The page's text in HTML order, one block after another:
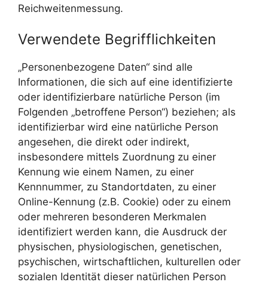
Reichweitenmessung.
Verwendete Begrifflichkeiten
„Personenbezogene Daten“ sind alle
Informationen, die sich auf eine identifizierte
oder identifizierbare natürliche Person (im
Folgenden „betroffene Person“) beziehen; als
identifizierbar wird eine natürliche Person
angesehen, die direkt oder indirekt,
insbesondere mittels Zuordnung zu einer
Kennung wie einem Namen, zu einer
Kennnummer, zu Standortdaten, zu einer
Online-Kennung (z.B. Cookie) oder zu einem
oder mehreren besonderen Merkmalen
identifiziert werden kann, die Ausdruck der
physischen, physiologischen, genetischen,
psychischen, wirtschaftlichen, kulturellen oder
sozialen Identität dieser natürlichen Person